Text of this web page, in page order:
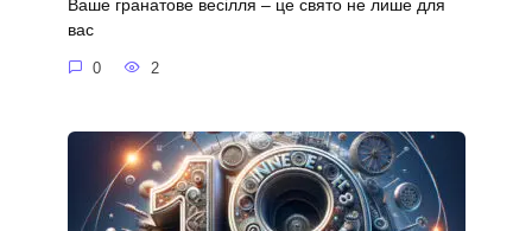
Ваше гранатове весілля – це свято не лише для
вас
0 2